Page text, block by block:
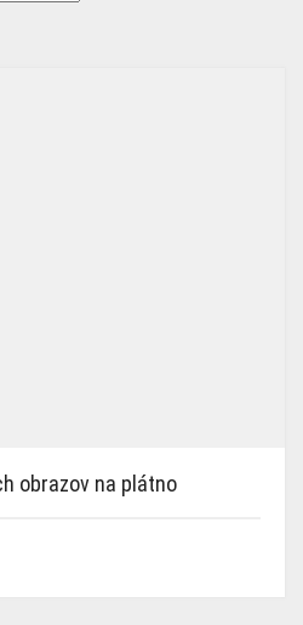
obrazov na plátno